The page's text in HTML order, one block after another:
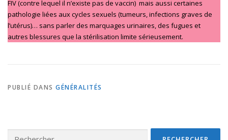
FIV (contre lequel il n’existe pas de vaccin) mais aussi certaines
pathologie liées aux cycles sexuels (tumeurs, infections graves de
l’utérus)… sans parler des marquages urinaires, des fugues et
autres blessures que la stérilisation limite sérieusement.
PUBLIÉ DANS GÉNÉRALITÉS